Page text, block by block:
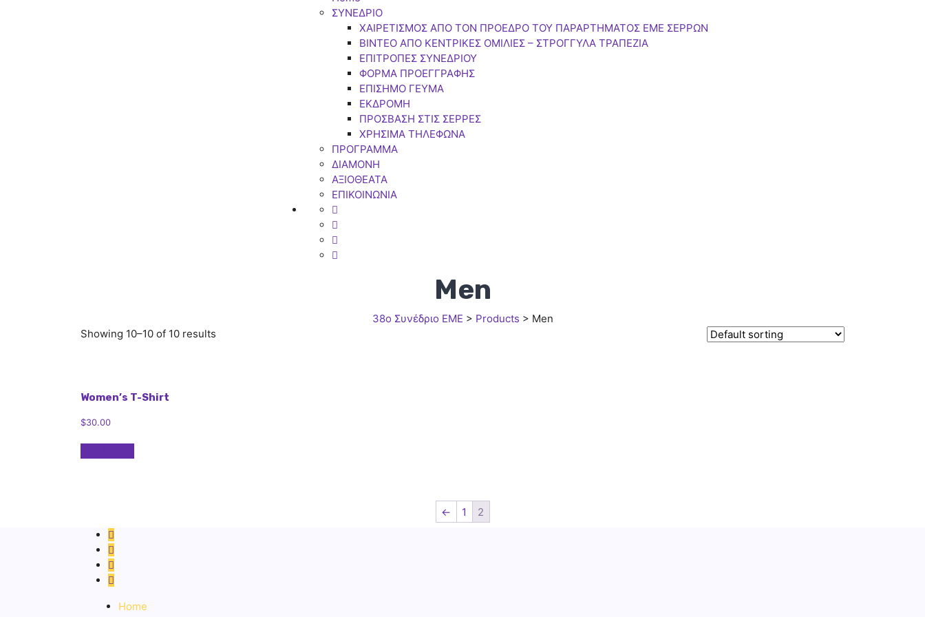
ΣΥΝΕΔΡΙΟ
ΧΑΙΡΕΤΙΣΜΟΣ ΑΠΟ ΤΟΝ ΠΡΟΕΔΡΟ ΤΟΥ ΠΑΡΑΡΤΗΜΑΤΟΣ ΕΜΕ ΣΕΡΡΩΝ
BINTEO ΑΠΟ ΚΕΝΤΡΙΚΕΣ ΟΜΙΛΙΕΣ – ΣΤΡΟΓΓΥΛΑ ΤΡΑΠΕΖΙΑ
ΕΠΙΤΡΟΠΕΣ ΣΥΝΕΔΡΙΟΥ
ΦΟΡΜΑ ΠΡΟΕΓΓΡΑΦΗΣ
ΕΠΙΣΗΜΟ ΓΕΥΜΑ
ΕΚΔΡΟΜΗ
ΠΡΟΣΒΑΣΗ ΣΤΙΣ ΣΕΡΡΕΣ
ΧΡΗΣΙΜΑ ΤΗΛΕΦΩΝΑ
ΠΡΟΓΡΑΜΜΑ
ΔΙΑΜΟΝΗ
ΑΞΙΟΘΕΑΤΑ
ΕΠΙΚΟΙΝΩΝΙΑ
Men
38ο Συνέδριο ΕΜΕ > Products > Men
Showing 10–10 of 10 results
Women’s T-Shirt
$30.00
← 1 2
Home